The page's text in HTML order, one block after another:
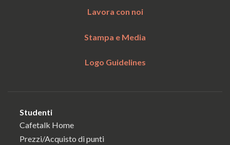
Lavora con noi
Stampa e Media
Logo Guidelines
Studenti
Cafetalk Home
Prezzi/Acquisto di punti